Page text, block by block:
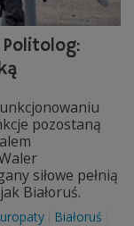
Politolog:
pozostaną
siłowe pełnią
Białoruś.
Białoruś